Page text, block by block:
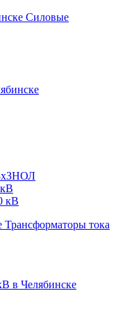
Силовые
кВ
Трансформаторы тока